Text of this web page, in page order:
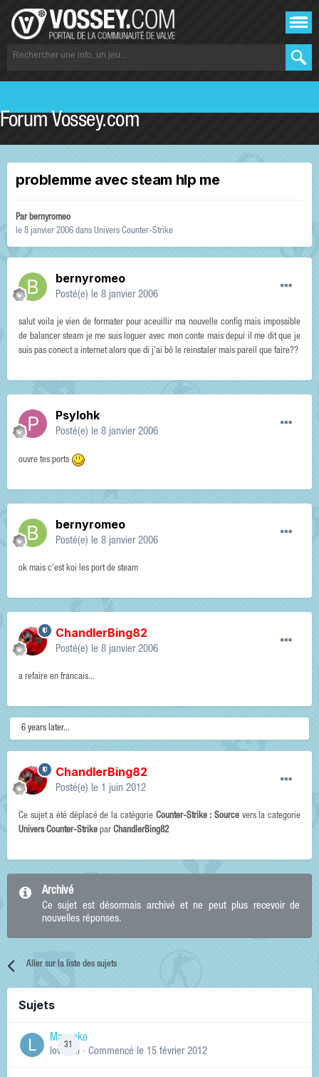
Forum Vossey.com
problemme avec steam hlp me
Parbernyromeo
le 8 janvier 2006 dans Univers Counter-Strike
bernyromeo
Posté(e) le 8 janvier 2006
salut voila je vien de formater pour aceuillir ma nouvelle config mais impossible
de balancer steam je me suis loguer avec mon conte mais depui il me dit que je
suis pas conect a internet alors que di j'ai bô le reinstaler mais pareil que faire??
Psylohk
Posté(e) le 8 janvier 2006
ouvre tes ports
bernyromeo
Posté(e) le 8 janvier 2006
ok mais c'est koi les port de steam
ChandlerBing82
Posté(e) le 8 janvier 2006
a refaire en francais...
6 years later...
ChandlerBing82
Posté(e) le 1 juin 2012
Ce sujet a été déplacé de la catégorie Counter-Strike : Sourcevers la categorie
Univers Counter-Strike par ChandlerBing82
Archivé
Ce sujet est désormais archivé et ne peut plus recevoir de
nouvelles réponses.
Aller sur la liste des sujets
Sujets
31
Manneke
lowskill · Commencé le 15 février 2012